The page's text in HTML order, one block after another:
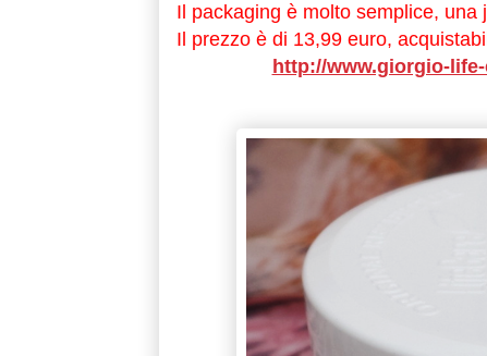
Il packaging è molto semplice,
Il prezzo è di 13,99 euro,
http://www.giorgio-